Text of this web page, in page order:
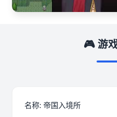
🎮 游
名称: 帝国入境所